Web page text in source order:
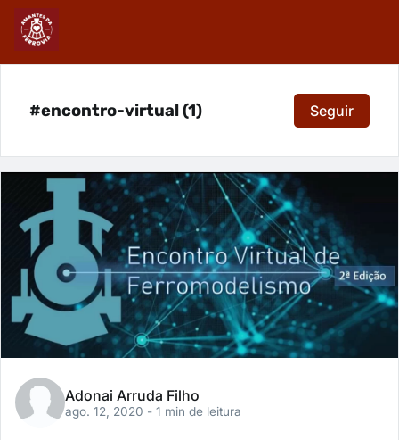
#encontro-virtual (1) Seguir
Adonai Arruda Filho
ago. 12, 2020 - 1 min de leitura